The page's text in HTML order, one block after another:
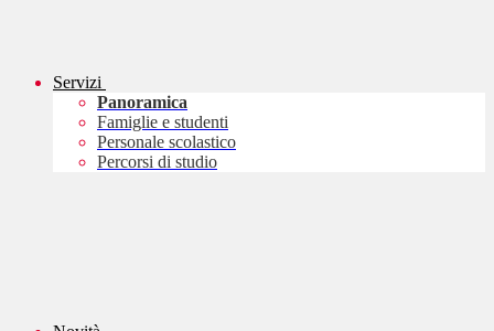
Servizi
Panoramica
Famiglie e studenti
Personale scolastico
Percorsi di studio